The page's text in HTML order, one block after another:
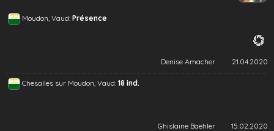
Moudon, Vaud: Présence
Denise Amacher 21.04.2020
Chesalles sur Moudon, Vaud: 18 ind.
Ghislaine Baehler 15.02.2020